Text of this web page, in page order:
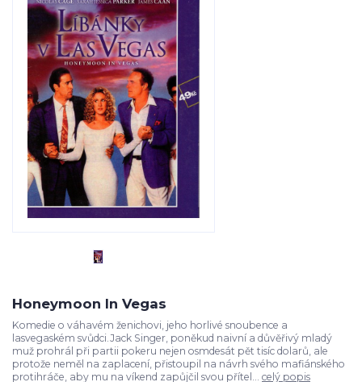
Honeymoon In Vegas
Komedie o váhavém ženichovi, jeho horlivé snoubence a
lasvegaském svůdci.Jack Singer, poněkud naivní a důvěřivý mladý
muž prohrál při partii pokeru nejen osmdesát pět tisíc dolarů, ale
protože neměl na zaplacení, přistoupil na návrh svého mafiánského
protihráče, aby mu na víkend zapůjčil svou přítel... celý popis